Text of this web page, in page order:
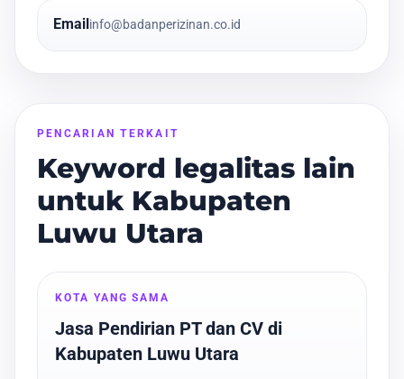
Email info@badanperizinan.co.id
PENCARIAN TERKAIT
Keyword legalitas lain
untuk Kabupaten
Luwu Utara
KOTA YANG SAMA
Jasa Pendirian PT dan CV di
Kabupaten Luwu Utara